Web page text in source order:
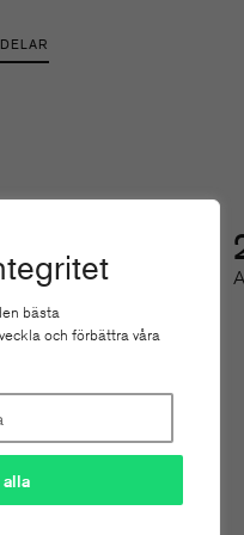
bästa
och förbättra våra